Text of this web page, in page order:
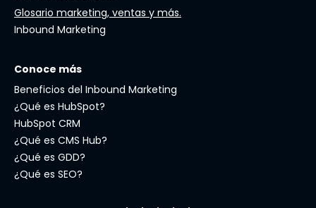
Glosario marketing, ventas y más.
Inbound Marketing
Conoce más
Beneficios del Inbound Marketing
¿Qué es HubSpot?
HubSpot CRM
¿Qué es CMS Hub?
¿Qué es GDD?
¿Qué es SEO?